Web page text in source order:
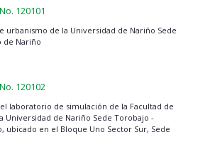
120101
urbanismo de la Universidad de Nariño Sede
de Nariño
120102
laboratorio de simulación de la Facultad de
Universidad de Nariño Sede Torobajo -
ubicado en el Bloque Uno Sector Sur, Sede